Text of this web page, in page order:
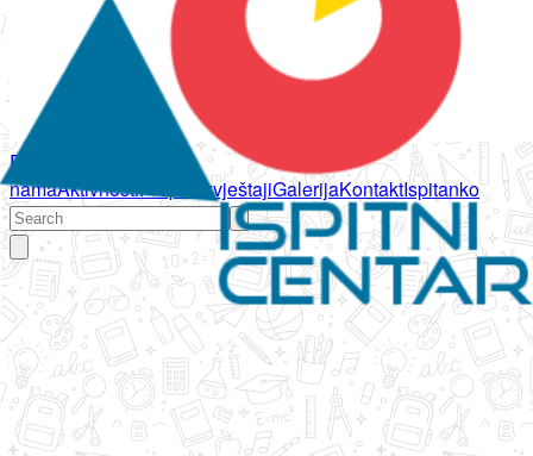
Početna
namaAktivnostiPropisi IzvještajiGalerijaKontaktIspitanko